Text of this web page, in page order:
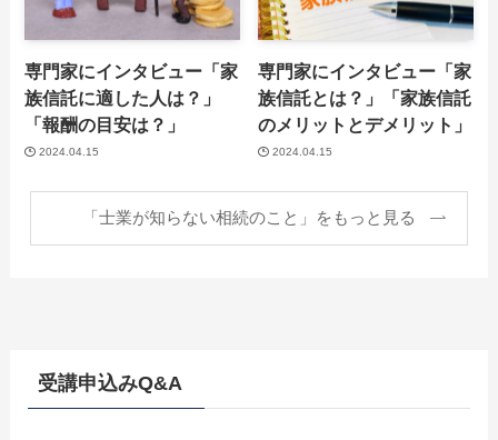
専門家にインタビュー「家
族信託に適した人は？」
「報酬の目安は？」
2024.04.15
専門家にインタビュー「家
族信託とは？」「家族信託
のメリットとデメリット」
2024.04.15
「士業が知らない相続のこと」をもっと見る
受講申込みQ&A